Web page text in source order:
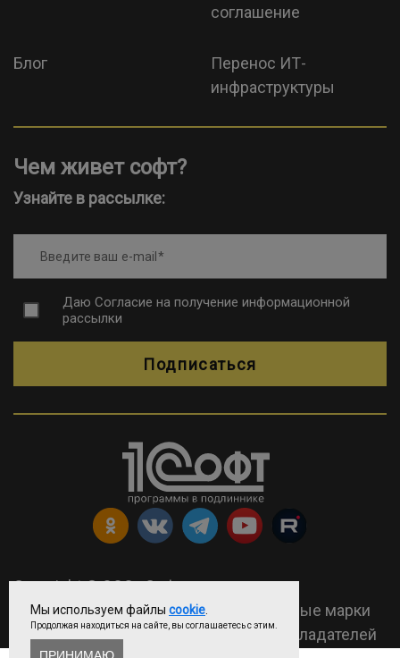
соглашение
Блог
Перенос ИТ-
инфраструктуры
Чем живет софт?
Узнайте в рассылке:
Введите ваш e-mail
Даю Согласие на получение информационной
рассылки
Подписаться
Copyright © ООО «Софтехно»
2026 Все права защищены. Все торговые марки
являются собственностью их правообладателей
Мы используем файлы cookie
Продолжая находиться на сайте, вы соглашаетесь с этим.